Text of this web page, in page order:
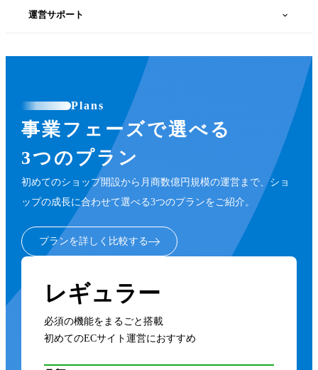
卸販売
Promolayer
BRANDIT relation（ブランディット リレーション）
クーポンバナー
ObotAIインバウンドチャット
誰でもエキスパート
DMMチャットブースト
カラーミーアナリティクス
カラーミー広告診断
カラーミーWPオプション
カラーミーモーションLP
コンバージョンタグ
ショップクーポン
ecコンシェル
Firework
Google アナリティクス e コマース設定
Google ショッピングPRO
運営サポート
海外販売代行
iOSアプリ
メールサポート
ネクストエンジン
導入前の電話サポート
電話サポート
多店舗在庫管理システム zaiko Robot
Plans
事業フェーズで選べる
3つのプラン
初めてのショップ開設から月商数億円規模の運営まで、ショ
ップの成長に合わせて選べる3つのプランをご紹介。
プランを詳しく比較する
レギュラー
必須の機能をまるごと搭載
初めてのECサイト運営におすすめ